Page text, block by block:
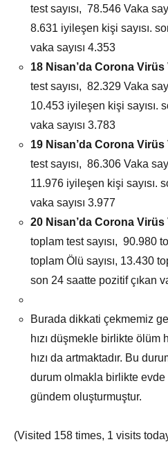
test sayısı, 78.546 Vaka
8.631 iyileşen kişi sayısı.
vaka sayısı 4.353
18 Nisan’da Corona Virüs
test sayısı, 82.329 Vaka
10.453 iyileşen kişi sayısı.
vaka sayısı 3.783
19 Nisan’da Corona Virüs
test sayısı, 86.306 Vaka
11.976 iyileşen kişi sayısı.
vaka sayısı 3.977
20 Nisan’da Corona Virüs
toplam test sayısı, 90.980
toplam Ölü sayısı, 13.430
son 24 saatte pozitif çıkan
Burada dikkati çekmemiz
hızı düşmekle birlikte ölüm
hızı da artmaktadır. Bu
durum olmakla birlikte evde
gündem oluşturmuştur.
(Visited 158 times, 1 visits